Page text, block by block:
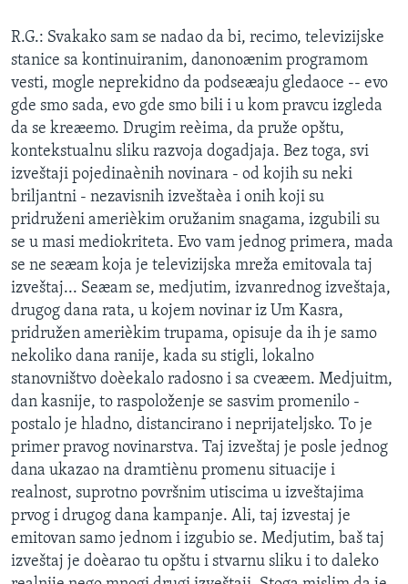
R.G.: Svakako sam se nadao da bi, recimo, televizijske
stanice sa kontinuiranim, danonoænim programom
vesti, mogle neprekidno da podseæaju gledaoce -- evo
gde smo sada, evo gde smo bili i u kom pravcu izgleda
da se kreæemo. Drugim reèima, da pruže opštu,
kontekstualnu sliku razvoja dogadjaja. Bez toga, svi
izveštaji pojedinaènih novinara - od kojih su neki
briljantni - nezavisnih izveštaèa i onih koji su
pridruženi amerièkim oružanim snagama, izgubili su
se u masi mediokriteta. Evo vam jednog primera, mada
se ne seæam koja je televizijska mreža emitovala taj
izveštaj... Seæam se, medjutim, izvanrednog izveštaja,
drugog dana rata, u kojem novinar iz Um Kasra,
pridružen amerièkim trupama, opisuje da ih je samo
nekoliko dana ranije, kada su stigli, lokalno
stanovništvo doèekalo radosno i sa cveæem. Medjuitm,
dan kasnije, to raspoloženje se sasvim promenilo -
postalo je hladno, distancirano i neprijateljsko. To je
primer pravog novinarstva. Taj izveštaj je posle jednog
dana ukazao na dramtiènu promenu situacije i
realnost, suprotno površnim utiscima u izveštajima
prvog i drugog dana kampanje. Ali, taj izvestaj je
emitovan samo jednom i izgubio se. Medjutim, baš taj
izveštaj je doèarao tu opštu i stvarnu sliku i to daleko